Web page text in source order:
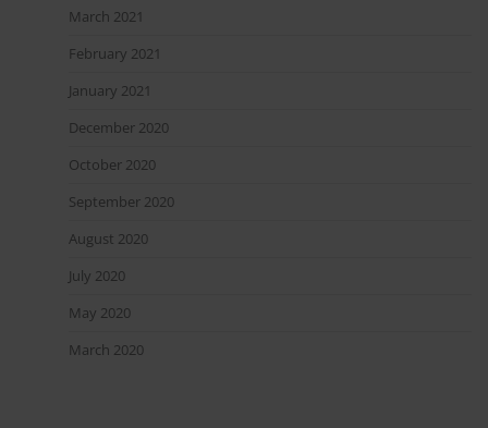
March 2021
February 2021
January 2021
December 2020
October 2020
September 2020
August 2020
July 2020
May 2020
March 2020